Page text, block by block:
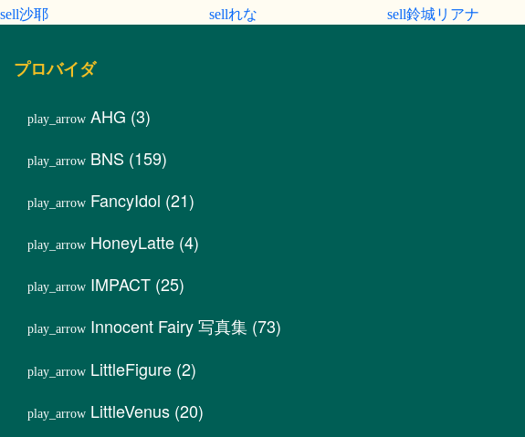
沙耶 れな 鈴城リアナ
プロバイダ
AHG (3)
BNS (159)
FancyIdol (21)
HoneyLatte (4)
IMPACT (25)
Innocent Fairy 写真集 (73)
LittleFigure (2)
LittleVenus (20)